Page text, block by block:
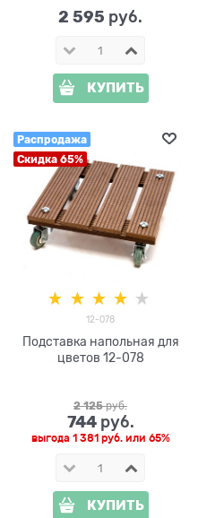
2 595 руб.
КУПИТЬ
Распродажа
Скидка 65%
12-078
Подставка напольная для
цветов 12-078
2 125 руб.
744 руб.
выгода 1 381 руб.или 65%
КУПИТЬ